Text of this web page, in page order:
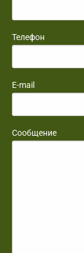
Телефон
E-mail
Сообщение